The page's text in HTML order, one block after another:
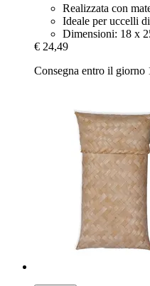
Realizzata con
Ideale per uccelli
Dimensioni: 18 x
€ 24,49
Consegna entro il giorno